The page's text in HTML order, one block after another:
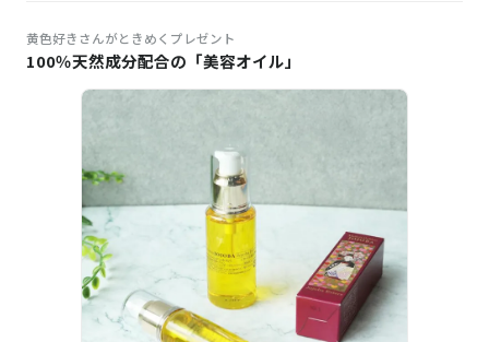
黄色好きさんがときめくプレゼント
100％天然成分配合の「美容オイル」